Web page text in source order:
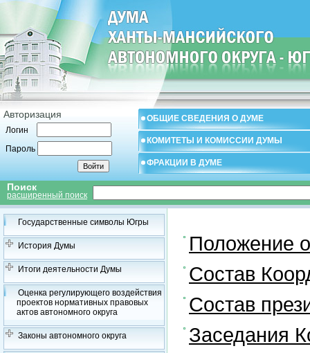
Авторизация
Логин
Пароль
ОБЩИЕ СВЕДЕНИЯ О ДУМЕ
КОМИТЕТЫ И КОМИССИИ ДУМЫ
ФРАКЦИИ В ДУМЕ
Поиск
расширенный поиск
Государственные символы Югры
История Думы
Итоги деятельности Думы
Оценка регулирующего воздействия
проектов нормативных правовых
актов автономного округа
Законы автономного округа
Положение
Состав
Состав
Заседания